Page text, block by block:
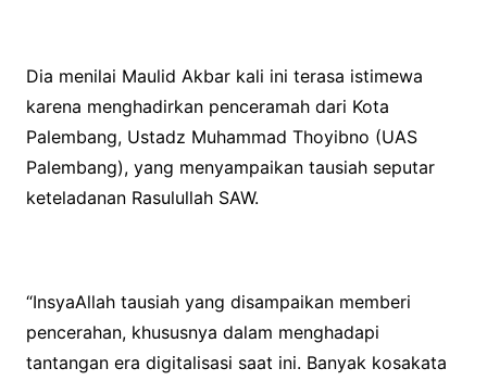
Dia menilai Maulid Akbar kali ini terasa istimewa
karena menghadirkan penceramah dari Kota
Palembang, Ustadz Muhammad Thoyibno (UAS
Palembang), yang menyampaikan tausiah seputar
keteladanan Rasulullah SAW.
“InsyaAllah tausiah yang disampaikan memberi
pencerahan, khususnya dalam menghadapi
tantangan era digitalisasi saat ini. Banyak kosakata